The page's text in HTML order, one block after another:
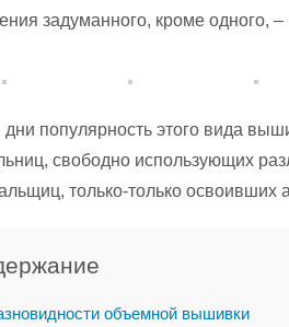
задуманного, кроме одного,
популярность этого вида
свободно использующих
только-только освоивших
объемной вышивки